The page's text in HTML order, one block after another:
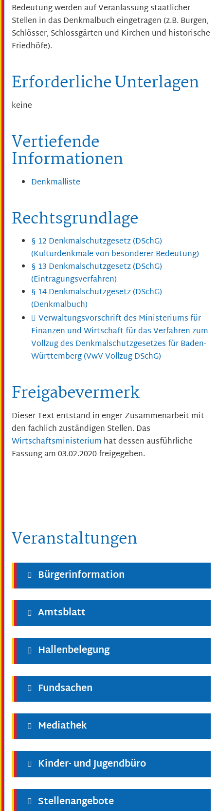
Bedeutung werden auf Veranlassung staatlicher
Stellen in das Denkmalbuch eingetragen (z.B. Burgen,
Schlösser, Schlossgärten und Kirchen und historische
Friedhöfe).
Erforderliche Unterlagen
keine
Vertiefende
Informationen
Denkmalliste
Rechtsgrundlage
§ 12 Denkmalschutzgesetz (DSchG)
(Kulturdenkmale von besonderer Bedeutung)
§ 13 Denkmalschutzgesetz (DSchG)
(Eintragungsverfahren)
§ 14 Denkmalschutzgesetz (DSchG)
(Denkmalbuch)
Verwaltungsvorschrift des Ministeriums für
Finanzen und Wirtschaft für das Verfahren zum
Vollzug des Denkmalschutzgesetzes für Baden-
Württemberg (VwV Vollzug DSchG)
Freigabevermerk
Dieser Text entstand in enger Zusammenarbeit mit
den fachlich zuständigen Stellen. Das
Wirtschaftsministerium hat dessen ausführliche
Fassung am 03.02.2020 freigegeben.
Veranstaltungen
Bürgerinformation
Amtsblatt
Hallenbelegung
Fundsachen
Mediathek
Kinder- und Jugendbüro
Stellenangebote